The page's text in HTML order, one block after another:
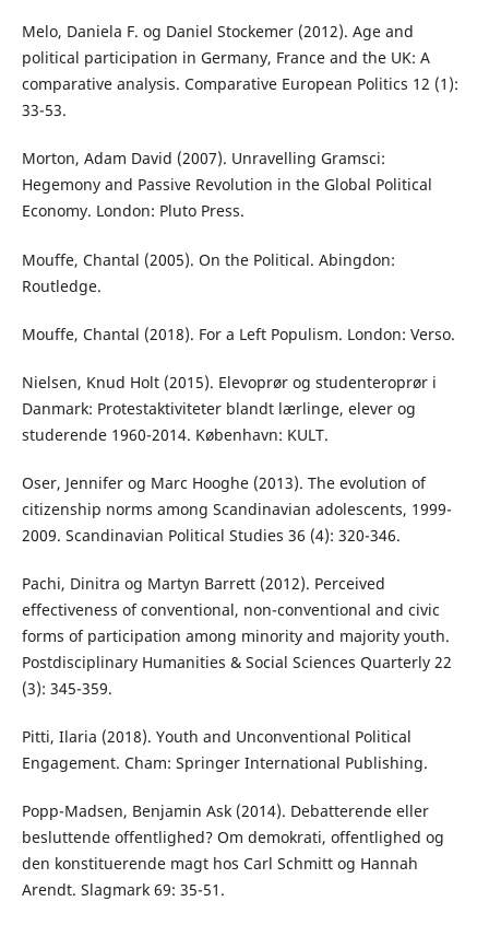
Melo, Daniela F. og Daniel Stockemer (2012). Age and
political participation in Germany, France and the UK: A
comparative analysis. Comparative European Politics 12 (1):
33-53.
Morton, Adam David (2007). Unravelling Gramsci:
Hegemony and Passive Revolution in the Global Political
Economy. London: Pluto Press.
Mouffe, Chantal (2005). On the Political. Abingdon:
Routledge.
Mouffe, Chantal (2018). For a Left Populism. London: Verso.
Nielsen, Knud Holt (2015). Elevoprør og studenteroprør i
Danmark: Protestaktiviteter blandt lærlinge, elever og
studerende 1960-2014. København: KULT.
Oser, Jennifer og Marc Hooghe (2013). The evolution of
citizenship norms among Scandinavian adolescents, 1999-
2009. Scandinavian Political Studies 36 (4): 320-346.
Pachi, Dinitra og Martyn Barrett (2012). Perceived
effectiveness of conventional, non-conventional and civic
forms of participation among minority and majority youth.
Postdisciplinary Humanities & Social Sciences Quarterly 22
(3): 345-359.
Pitti, Ilaria (2018). Youth and Unconventional Political
Engagement. Cham: Springer International Publishing.
Popp-Madsen, Benjamin Ask (2014). Debatterende eller
besluttende offentlighed? Om demokrati, offentlighed og
den konstituerende magt hos Carl Schmitt og Hannah
Arendt. Slagmark 69: 35-51.